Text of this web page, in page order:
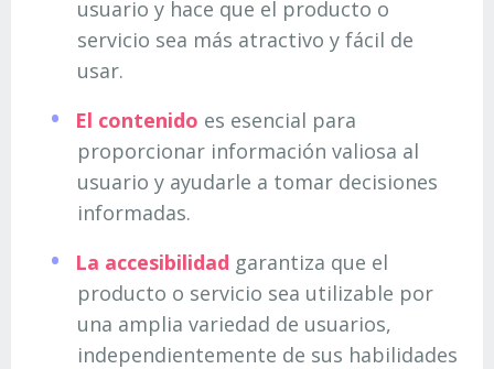
usuario y hace que el producto o
servicio sea más atractivo y fácil de
usar.
El contenido es esencial para
proporcionar información valiosa al
usuario y ayudarle a tomar decisiones
informadas.
La accesibilidad garantiza que el
producto o servicio sea utilizable por
una amplia variedad de usuarios,
independientemente de sus habilidades